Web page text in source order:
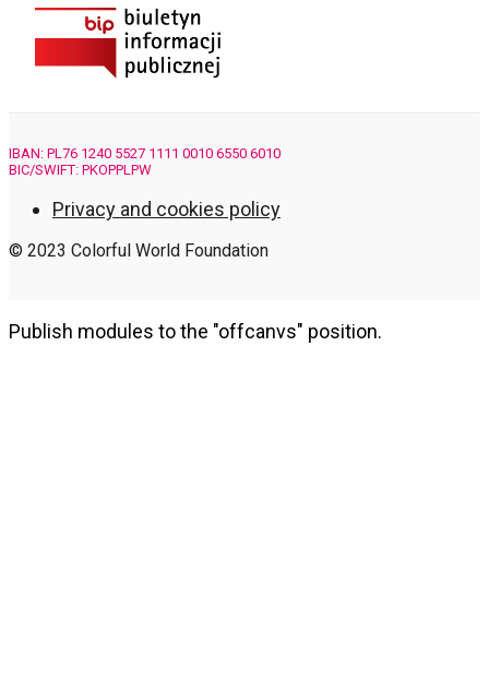
IBAN: PL76 1240 5527 1111 0010 6550 6010
BIC/SWIFT: PKOPPLPW
Privacy and cookies policy
© 2023 Colorful World Foundation
Publish modules to the "offcanvs" position.